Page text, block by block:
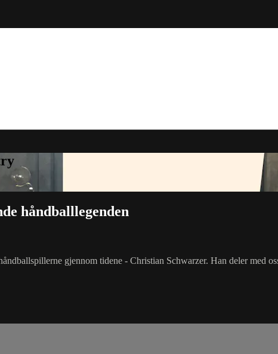
håndballlegenden
gjennom tidene - Christian Schwarzer. Han deler med